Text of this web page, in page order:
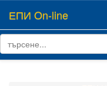
ЕПИ On-line